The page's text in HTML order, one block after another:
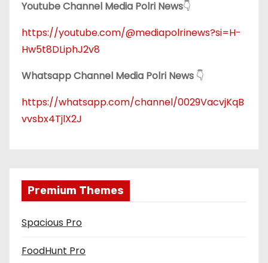
Youtube Channel Media Polri News👇
https://youtube.com/@mediapolrinews?si=H-
Hw5t8DLiphJ2v8
Whatsapp Channel Media Polri News 👇
https://whatsapp.com/channel/0029VacvjKqB
vvsbx4TjlX2J
Premium Themes
Spacious Pro
FoodHunt Pro